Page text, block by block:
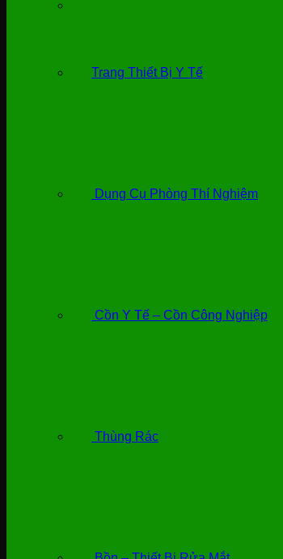
Trang Thiết Bị Y Tế
Dụng Cụ Phòng Thí Nghiệm
Cồn Y Tế – Cồn Công Nghiệp
Thùng Rác